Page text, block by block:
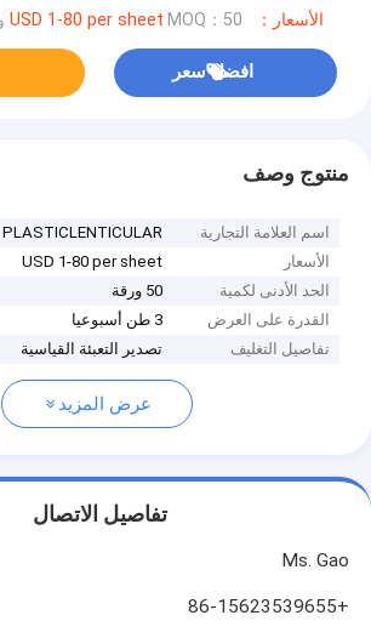
الأسعار：USD 1-80 per sheet MOQ：50 ورقة
افضل سعر
منتوج وصف
اسم العلامة التجارية
PLASTICLENTICULAR
الأسعار
USD 1-80 per sheet
الحد الأدنى لكمية
50 ورقة
القدرة على العرض
3 طن أسبوعيا
تفاصيل التغليف
تصدير التعبئة القياسية
عرض المزيد
تفاصيل الاتصال
Ms. Gao
+86-15623539655